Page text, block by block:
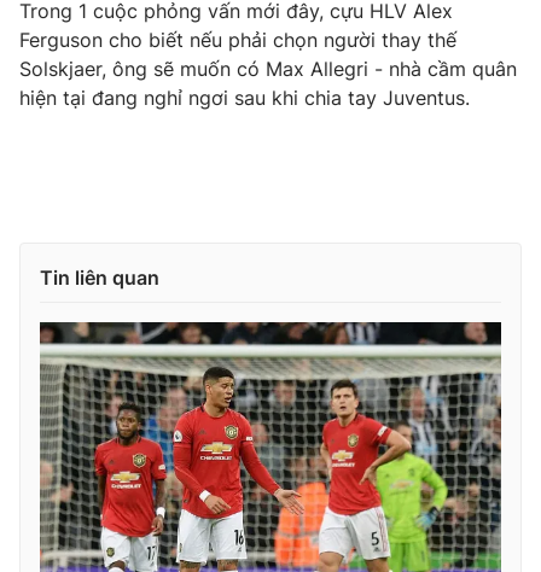
Chất lượng cuộc sống
Tuyển sinh
Học trực tuyến
Công nghệ
Hitech Công nghệ tương lai
Giao lưu trực tuyến
Chuyên mục khác
Photo Infographic
Video Shorts video
VTV Money VTV Thể thao
Trong 1 cuộc phỏng vấn mới đây, cựu HLV Alex
Ferguson cho biết nếu phải chọn người thay thế
Solskjaer, ông sẽ muốn có Max Allegri - nhà cầm quân
hiện tại đang nghỉ ngơi sau khi chia tay Juventus.
Tin liên quan